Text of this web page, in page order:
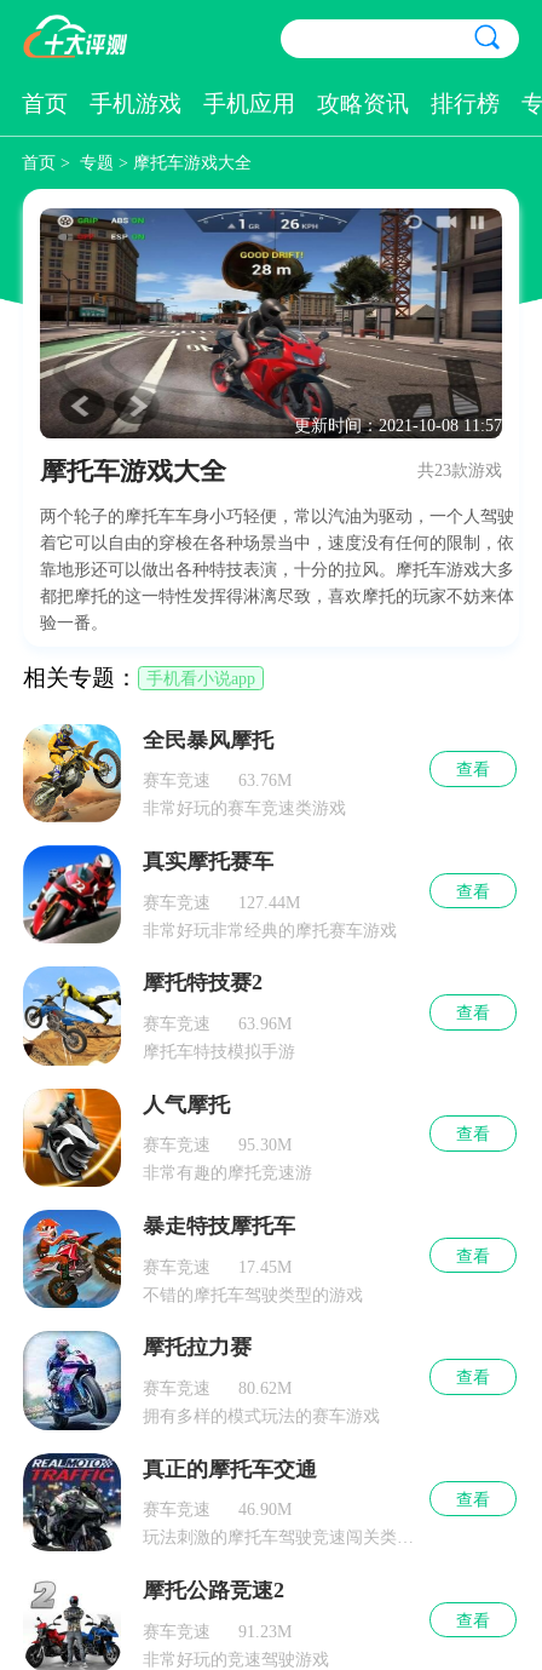
首页 手机游戏 手机应用 攻略资讯 排行榜
首页> 专题 > 摩托车游戏大全
摩托车游戏大全
两个轮子的摩托车车身小巧轻便，常以汽油为驱动，一个人驾驶
着它可以自由的穿梭在各种场景当中，速度没有任何的限制，依
靠地形还可以做出各种特技表演，十分的拉风。摩托车游戏大多
都把摩托的这一特性发挥得淋漓尽致，喜欢摩托的玩家不妨来体
验一番。
共23款游戏
更新时间：2021-10-08 11:57
相关专题： 手机看小说app
全民暴风摩托
赛车竞速
63.76M
非常好玩的赛车竞速类游戏
查看
真实摩托赛车
赛车竞速
127.44M
非常好玩非常经典的摩托赛车游戏
查看
摩托特技赛2
赛车竞速
63.96M
摩托车特技模拟手游
查看
人气摩托
赛车竞速
95.30M
非常有趣的摩托竞速游
查看
暴走特技摩托车
赛车竞速
17.45M
不错的摩托车驾驶类型的游戏
查看
摩托拉力赛
赛车竞速
80.62M
拥有多样的模式玩法的赛车游戏
查看
真正的摩托车交通
赛车竞速
46.90M
玩法刺激的摩托车驾驶竞速闯关类玩法的一款游戏
查看
摩托公路竞速2
赛车竞速
91.23M
非常好玩的竞速驾驶游戏
查看